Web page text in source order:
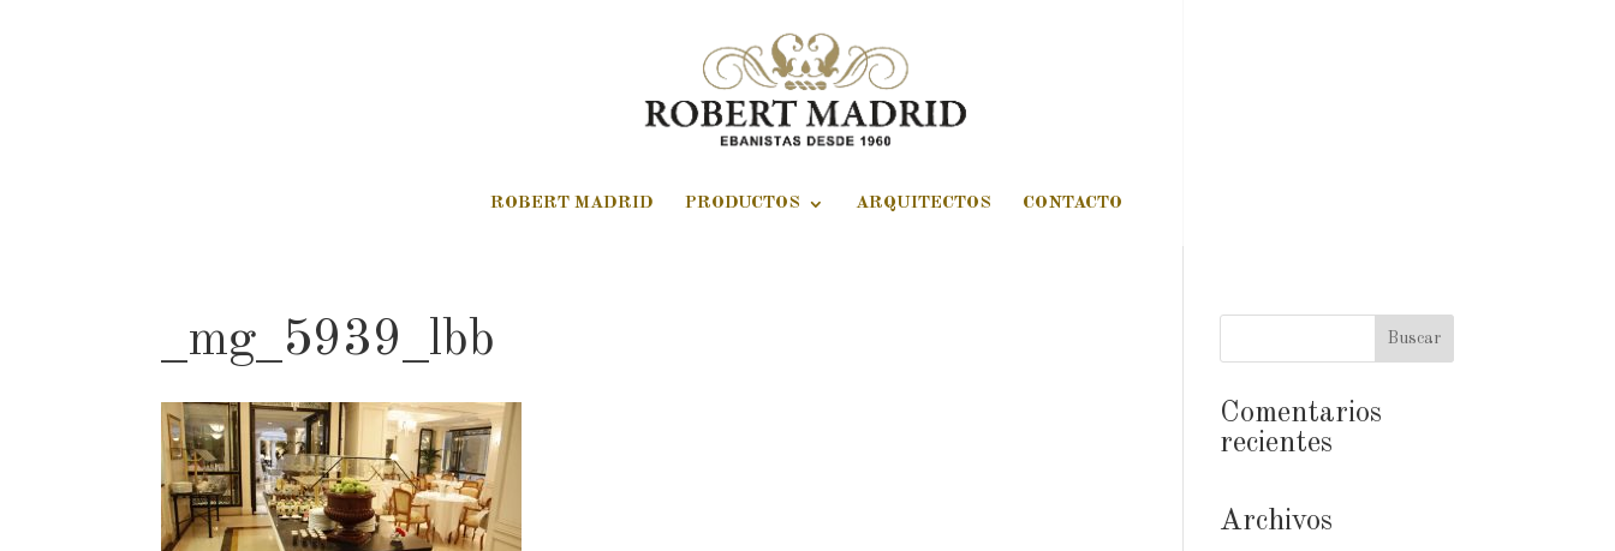
ROBERT MADRID PRODUCTOS ARQUITECTOS CONTACTO
_mg_5939_lbb
Comentarios
recientes
Archivos